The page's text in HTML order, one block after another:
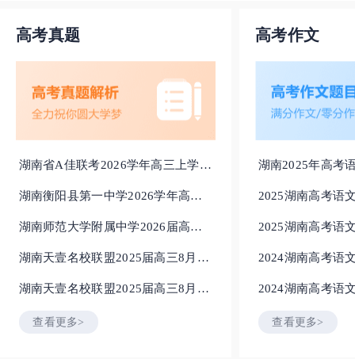
高考真题
湖南省A佳联考2026学年高三上学期
湖南衡阳县第一中学2026学年高三
湖南师范大学附属中学2026届高三
湖南天壹名校联盟2025届高三8月入
湖南天壹名校联盟2025届高三8月入
查看更多>
高考作文
湖南2025年高考
2025湖南高考语
2025湖南高考语
2024湖南高考语
2024湖南高考语
查看更多>